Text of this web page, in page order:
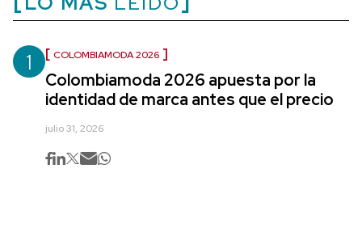
1 COLOMBIAMODA 2026
Colombiamoda 2026 apuesta por la
identidad de marca antes que el precio
julio 31, 2026